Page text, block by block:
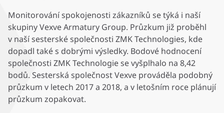
Monitorování spokojenosti zákazníků se týká i naší
skupiny Vexve Armatury Group. Průzkum již proběhl
v naší sesterské společnosti ZMK Technologies, kde
dopadl také s dobrými výsledky. Bodové hodnocení
společnosti ZMK Technologie se vyšplhalo na 8,42
bodů. Sesterská společnost Vexve prováděla podobný
průzkum v letech 2017 a 2018, a v letošním roce plánují
průzkum zopakovat.